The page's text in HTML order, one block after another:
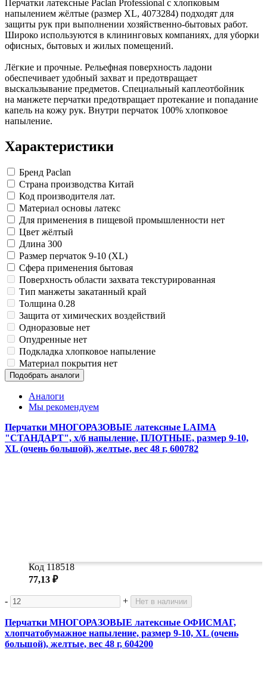
Замки прочие
Ящики для инструментов
Пленки солнцезащитные для окон
Все товары раздела«Хозтовары»
Перчатки латексные Paclan Professional с хлопковым
напылением жёлтые (размер XL, 4073284) подходят для
защиты рук при выполнении хозяйственнo-бытовых работ.
Широко используются в клининговых компаниях, для уборки
офисных, бытовых и жилых помещений.
Лёгкие и прочные. Рельефная поверхность ладони
обеспечивает удобный захват и предотвращает
выскальзывание предметов. Специальный каплеотбойник
на манжете перчатки предотвращает протекание и попадание
капель на кожу рук. Внутри перчаток 100% хлопковое
напыление.
Характеристики
Бренд Paclan
Страна производства Китай
Код производителя лат.
Материал основы латекс
Для применения в пищевой промышленности нет
Цвет жёлтый
Длина 300
Размер перчаток 9-10 (XL)
Сфера применения бытовая
Поверхность области захвата текстурированная
Тип манжеты закатанный край
Толщина 0.28
Защита от химических воздействий
Одноразовые нет
Опудренные нет
Подкладка хлопковое напыление
Материал покрытия нет
Подобрать аналоги
Аналоги
Мы рекомендуем
Перчатки МНОГОРАЗОВЫЕ латексные LAIMA
"СТАНДАРТ", х/б напыление, ПЛОТНЫЕ, размер 9-10,
XL (очень большой), желтые, вес 48 г, 600782
Код 118518
77,13 ₽
- + Нет в наличии
Перчатки МНОГОРАЗОВЫЕ латексные ОФИСМАГ,
хлопчатобумажное напыление, размер 9-10, XL (очень
большой), желтые, вес 48 г, 604200